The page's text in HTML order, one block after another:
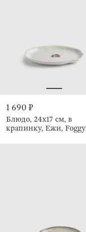
1 690 ₽
Блюдо, 24х17 см, в
крапинку, Ежи, Foggy